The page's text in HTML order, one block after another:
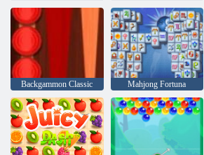
Backgammon Classic Mahjong Fortuna